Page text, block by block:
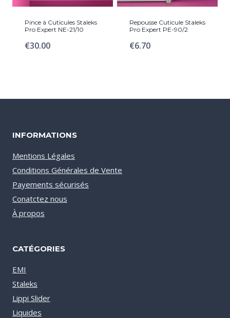
Pince à Cuticules Staleks
Pro Expert NE-21/10
€30.00
Repousse Cuticule Staleks
Pro Expert PE-90/2
€6.70
INFORMATIONS
Mentions Légales
Conditions Générales de Vente
Payements sécurisés
Conatctez nous
À propos
CATÉGORIES
EMI
Staleks
Lippi Slider
Liquides